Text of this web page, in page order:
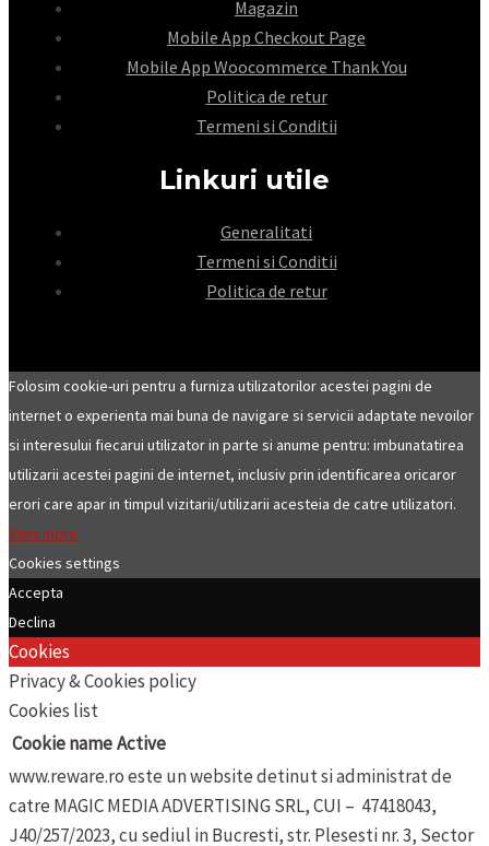
Magazin
Mobile App Checkout Page
Mobile App Woocommerce Thank You
Politica de retur
Termeni si Conditii
Linkuri utile
Generalitati
Termeni si Conditii
Politica de retur
Folosim cookie-uri pentru a furniza utilizatorilor acestei pagini de
internet o experienta mai buna de navigare si servicii adaptate nevoilor
si interesului fiecarui utilizator in parte si anume pentru: imbunatatirea
utilizarii acestei pagini de internet, inclusiv prin identificarea oricaror
erori care apar in timpul vizitarii/utilizarii acesteia de catre utilizatori.
View more
Cookies settings
Accepta
Declina
Cookies
Privacy & Cookies policy
Cookies list
Cookie nameActive
www.reware.ro este un website detinut si administrat de
catre MAGIC MEDIA ADVERTISING SRL, CUI – 47418043,
J40/257/2023, cu sediul in Bucresti, str. Plesesti nr. 3, Sector